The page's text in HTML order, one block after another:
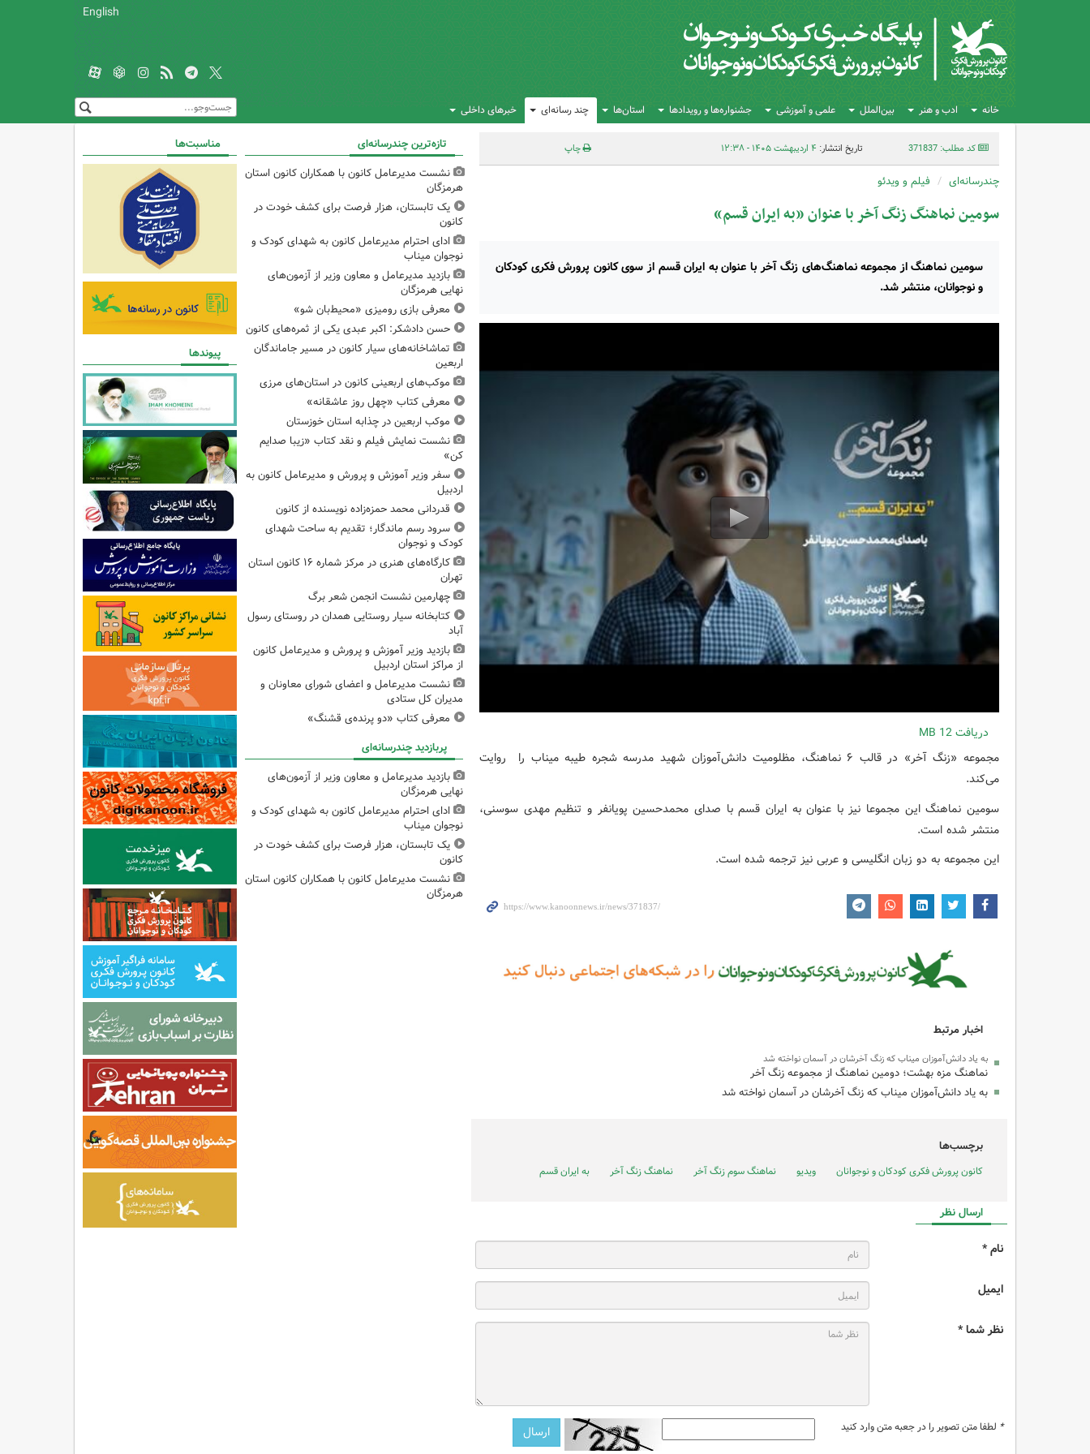
English
خانه ادب و هنر بین‌الملل علمی و آموزشی جشنواره‌ها و رویدادها استان‌ها چند رسانه‌ای خبرهای داخلی
کد مطلب: 371837 تاریخ انتشار: ۴ اردیبهشت ۱۴۰۵ - ۱۲:۳۸ چاپ
چندرسانه‌ای فیلم و ویدئو
سومین نماهنگ زنگ آخر با عنوان «به ایران قسم»
سومین نماهنگ از مجموعه نماهنگ‌های زنگ آخر با عنوان به ایران قسم از سوی کانون پرورش فکری کودکان
و نوجوانان، منتشر شد.
دریافت12 MB
مجموعه «زنگ آخر» در قالب ۶ نماهنگ، مظلومیت دانش‌آموزان شهید مدرسه شجره طیبه میناب را روایت
می‌کند.
سومین نماهنگ این مجموعا نیز با عنوان به ایران قسم با صدای محمدحسین پویانفر و تنظیم مهدی سوسنی،
منتشر شده است.
این مجموعه به دو زبان انگلیسی و عربی نیز ترجمه شده است.
اخبار مرتبط
به یاد دانش‌آموزان میناب که زنگ آخرشان در آسمان نواخته شد
نماهنگ مزه بهشت؛ دومین نماهنگ از مجموعه زنگ آخر
به یاد دانش‌آموزان میناب که زنگ آخرشان در آسمان نواخته شد
برچسب‌ها
کانون پرورش فکری کودکان و نوجوانان ویدیو نماهنگ سوم زنگ آخر نماهنگ زنگ آخر به‌ ایران قسم
ارسال نظر
نام *
ایمیل
نظر شما *
* لطفا متن تصویر را در جعبه متن وارد کنید
تازه‌ترین چندرسانه‌ای
نشست مدیرعامل کانون با همکاران کانون استان
هرمزگان
یک تابستان، هزار فرصت برای کشف خودت در
کانون
ادای احترام مدیرعامل کانون به شهدای کودک و
نوجوان میناب
بازدید مدیرعامل و معاون وزیر از آزمون‌های
نهایی هرمزگان
معرفی بازی رومیزی «محیط‌بان شو»
حسن دادشکر: اکبر عبدی یکی از ثمره‌های کانون
تماشاخانه‌های سیار کانون در مسیر جاماندگان
اربعین
موکب‌های اربعینی کانون در استان‌های مرزی
معرفی کتاب «چهل روز عاشقانه»
موکب اربعین در چذابه استان خوزستان
نشست نمایش فیلم و نقد کتاب «زیبا صدایم
کن»
سفر وزیر آموزش و پرورش و مدیرعامل کانون به
اردبیل
قدردانی محمد حمزه‌زاده نویسنده از کانون
سرود رسم ماندگار؛ تقدیم به ساحت شهدای
کودک و نوجوان
کارگاه‌های هنری در مرکز شماره ۱۶ کانون استان
تهران
چهارمین نشست انجمن شعر برگ
کتابخانه سیار روستایی همدان در روستای رسول
آباد
بازدید وزیر آموزش و پرورش و مدیرعامل کانون
از مراکز استان اردبیل
نشست مدیرعامل و اعضای شورای معاونان و
مدیران کل ستادی
معرفی کتاب «دو پرنده‌ی قشنگ»
پربازدید چندرسانه‌ای
بازدید مدیرعامل و معاون وزیر از آزمون‌های
نهایی هرمزگان
ادای احترام مدیرعامل کانون به شهدای کودک و
نوجوان میناب
یک تابستان، هزار فرصت برای کشف خودت در
کانون
نشست مدیرعامل کانون با همکاران کانون استان
هرمزگان
مناسبت‌ها
پیوندها